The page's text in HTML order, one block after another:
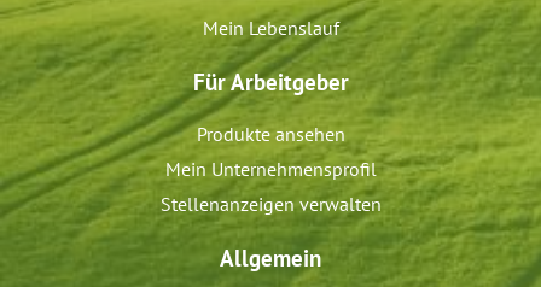
Mein Lebenslauf
Für Arbeitgeber
Produkte ansehen
Mein Unternehmensprofil
Stellenanzeigen verwalten
Allgemein